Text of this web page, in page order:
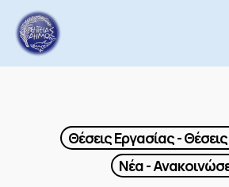
main
content
Θέσεις Εργασίας -
Νέα -